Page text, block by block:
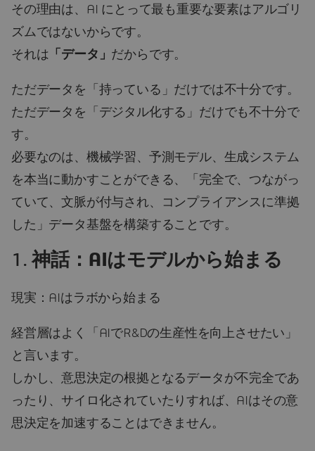
その理由は、AI にとって最も重要な要素はアルゴリ
ズムではないからです。
それは 「データ」 だからです。
ただデータを「持っている」だけでは不十分です。
ただデータを「デジタル化する」だけでも不十分で
す。
必要なのは、機械学習、予測モデル、生成システム
を本当に動かすことができる、「完全で、つながっ
ていて、文脈が付与され、コンプライアンスに準拠
した」データ基盤を構築することです。
1.神話：AIはモデルから始まる
現実：AIはラボから始まる
経営層はよく「AIでR&Dの生産性を向上させたい」
と言います。
しかし、意思決定の根拠となるデータが不完全であ
ったり、サイロ化されていたりすれば、AIはその意
思決定を加速することはできません。